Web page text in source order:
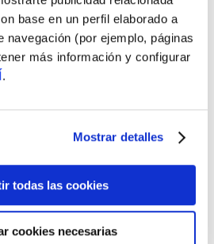
base en un perfil elaborado a
navegación (por ejemplo, páginas
más información y configurar
.
Mostrar detalles
todas las cookies
cookies necesarias
que hay personas que
de callarselo (entorno